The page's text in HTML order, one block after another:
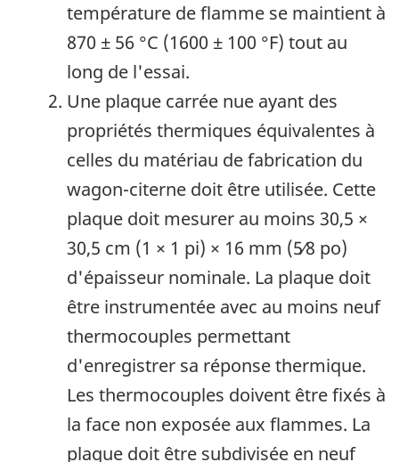
température de flamme se maintient à
870 ± 56 °C (1600 ± 100 °F) tout au
long de l'essai.
Une plaque carrée nue ayant des
propriétés thermiques équivalentes à
celles du matériau de fabrication du
wagon-citerne doit être utilisée. Cette
plaque doit mesurer au moins 30,5 ×
30,5 cm (1 × 1 pi) × 16 mm (5⁄8 po)
d'épaisseur nominale. La plaque doit
être instrumentée avec au moins neuf
thermocouples permettant
d'enregistrer sa réponse thermique.
Les thermocouples doivent être fixés à
la face non exposée aux flammes. La
plaque doit être subdivisée en neuf